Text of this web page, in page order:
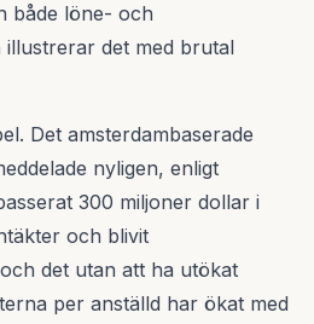
både löne- och
det med brutal
Det amsterdambaserade
nyligen, enligt
300 miljoner dollar i
och blivit
det utan att ha utökat
per anställd har ökat med